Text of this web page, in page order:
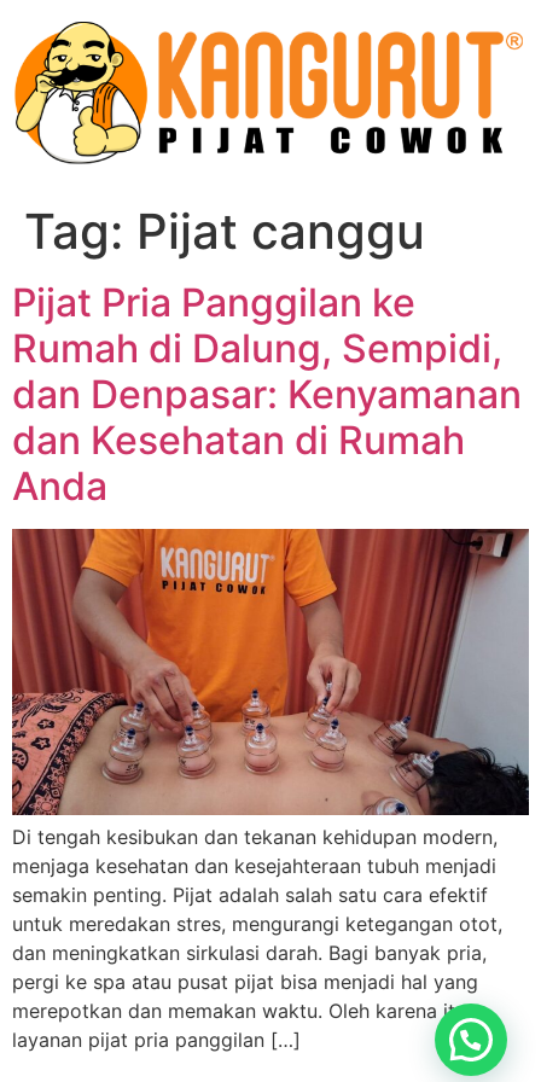
content
Tag: Pijat canggu
Pijat Pria Panggilan ke
Rumah di Dalung, Sempidi,
dan Denpasar: Kenyamanan
dan Kesehatan di Rumah
Anda
Di tengah kesibukan dan tekanan kehidupan modern,
menjaga kesehatan dan kesejahteraan tubuh menjadi
semakin penting. Pijat adalah salah satu cara efektif
untuk meredakan stres, mengurangi ketegangan otot,
dan meningkatkan sirkulasi darah. Bagi banyak pria,
pergi ke spa atau pusat pijat bisa menjadi hal yang
merepotkan dan memakan waktu. Oleh karena itu,
layanan pijat pria panggilan […]